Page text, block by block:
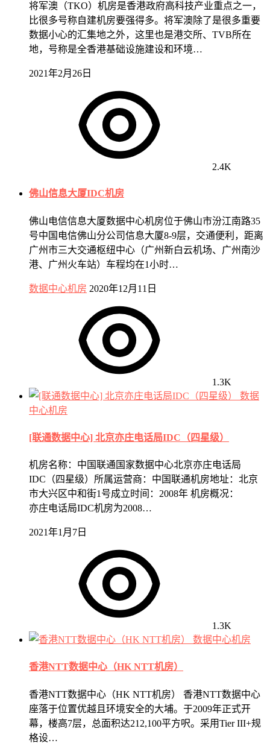
将军澳（TKO）机房是香港政府高科技产业重点之一，
比很多号称自建机房要强得多。将军澳除了是很多重要
数据小心的汇集地之外，这里也是港交所、TVB所在
地，号称是全香港基础设施建设和环境…
2021年2月26日
2.4K
佛山信息大厦IDC机房
佛山电信信息大厦数据中心机房位于佛山市汾江南路35
号中国电信佛山分公司信息大厦8-9层，交通便利，距离
广州市三大交通枢纽中心（广州新白云机场、广州南沙
港、广州火车站）车程均在1小时…
数据中心机房 2020年12月11日
1.3K
数据
中心机房
[联通数据中心] 北京亦庄电话局IDC（四星级）
机房名称：中国联通国家数据中心北京亦庄电话局
IDC（四星级）所属运营商：中国联通机房地址：北京
市大兴区中和街1号成立时间：2008年 机房概况：
亦庄电话局IDC机房为2008…
2021年1月7日
1.3K
数据中心机房
香港NTT数据中心（HK NTT机房）
香港NTT数据中心（HK NTT机房） 香港NTT数据中心
座落于位置优越且环境安全的大埔。于2009年正式开
幕，楼高7层，总面积达212,100平方呎。采用Tier III+规
格设…